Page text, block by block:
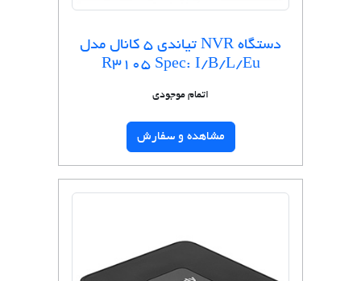
دستگاه NVR تیاندی 5 کانال مدل
R3105 Spec: I/B/L/Eu
اتمام موجودی
مشاهده و سفارش